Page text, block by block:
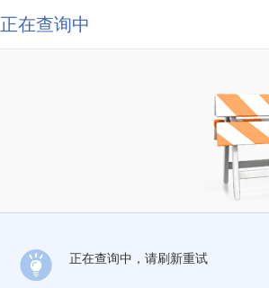
正在查询中
正在查询中，请刷新重试